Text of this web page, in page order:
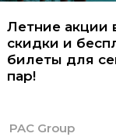
Летние акции
скидки и
билеты для
пар!
PAC Group